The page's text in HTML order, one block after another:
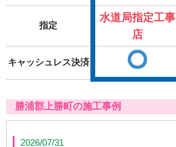
指定
水道局指定工事
店
キャッシュレス決済
勝浦郡上勝町の施工事例
2026/07/31